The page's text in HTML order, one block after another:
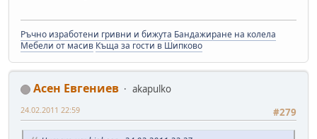
Ръчно изработени гривни и бижута Бандажиране на колела
Мебели от масив Къща за гости в Шипково
Асен Евгениев
akapulko
#279
24.02.2011 22:59